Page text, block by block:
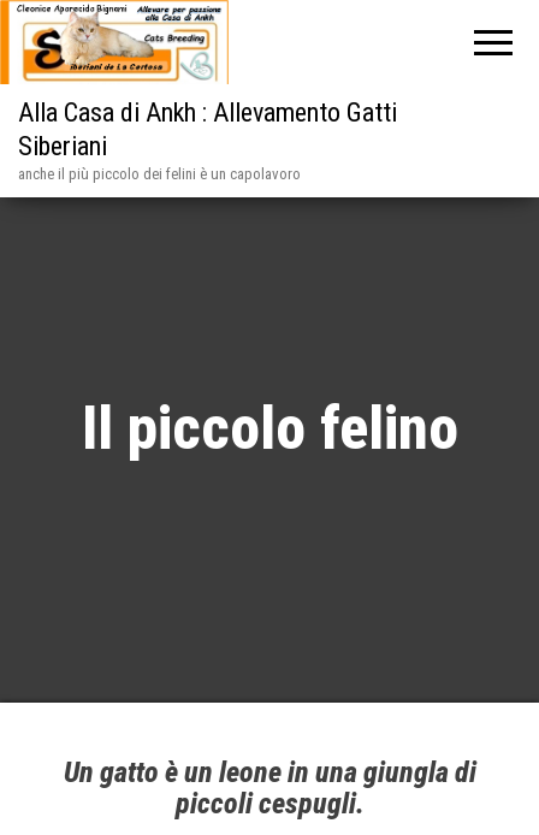
Alla Casa di Ankh : Allevamento Gatti
Siberiani
anche il più piccolo dei felini è un capolavoro
Il piccolo felino
Un gatto è un leone in una giungla di
piccoli cespugli.